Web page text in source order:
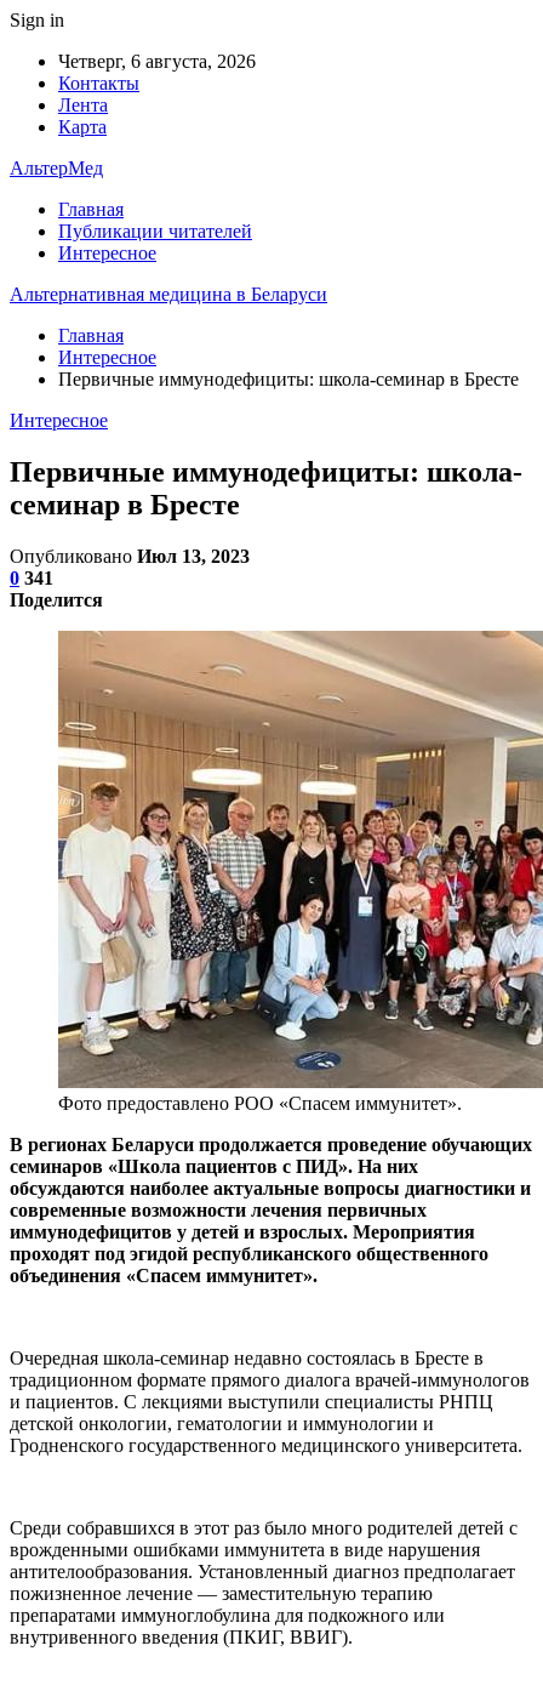
Sign in
Четверг, 6 августа, 2026
Контакты
Лента
Карта
АльтерМед
Главная
Публикации читателей
Интересное
Альтернативная медицина в Беларуси
Главная
Интересное
Первичные иммунодефициты: школа-семинар в Бресте
Интересное
Первичные иммунодефициты: школа-
семинар в Бресте
Опубликовано Июл 13, 2023
0 341
Поделится
Фото предоставлено РОО «Спасем иммунитет».
В регионах Беларуси продолжается проведение обучающих
семинаров «Школа пациентов с ПИД». На них
обсуждаются наиболее актуальные вопросы диагностики и
современные возможности лечения первичных
иммунодефицитов у детей и взрослых. Мероприятия
проходят под эгидой республиканского общественного
объединения «Спасем иммунитет».
Очередная школа-семинар недавно состоялась в Бресте в
традиционном формате прямого диалога врачей-иммунологов
и пациентов. С лекциями выступили специалисты РНПЦ
детской онкологии, гематологии и иммунологии и
Гродненского государственного медицинского университета.
Среди собравшихся в этот раз было много родителей детей с
врожденными ошибками иммунитета в виде нарушения
антителообразования. Установленный диагноз предполагает
пожизненное лечение — заместительную терапию
препаратами иммуноглобулина для подкожного или
внутривенного введения (ПКИГ, ВВИГ).